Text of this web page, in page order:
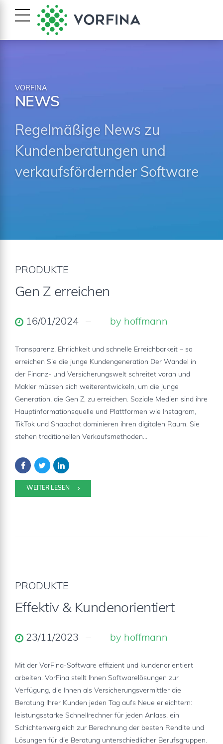
VORFINA
NEWS
Regelmäßige News zu
Kundenberatungen und
verkaufsfördernder Software
PRODUKTE
Gen Z erreichen
16/01/2024 by hoffmann
Transparenz, Ehrlichkeit und schnelle Erreichbarkeit – so
erreichen Sie die junge Kundengeneration Der Wandel in
der Finanz- und Versicherungswelt schreitet voran und
Makler müssen sich weiterentwickeln, um die junge
Generation, die Gen Z, zu erreichen. Soziale Medien sind ihre
Hauptinformationsquelle und Plattformen wie Instagram,
TikTok und Snapchat dominieren ihren digitalen Raum. Sie
stehen traditionellen Verkaufsmethoden...
WEITER LESEN
PRODUKTE
Effektiv & Kundenorientiert
23/11/2023 by hoffmann
Mit der VorFina-Software effizient und kundenorientiert
arbeiten. VorFina stellt Ihnen Softwarelösungen zur
Verfügung, die Ihnen als Versicherungsvermittler die
Beratung Ihrer Kunden jeden Tag aufs Neue erleichtern:
leistungsstarke Schnellrechner für jeden Anlass, ein
Schichtenvergleich zur Berechnung der besten Rendite und
Lösungen für die Beratung unterschiedlicher Berufsgruppen.